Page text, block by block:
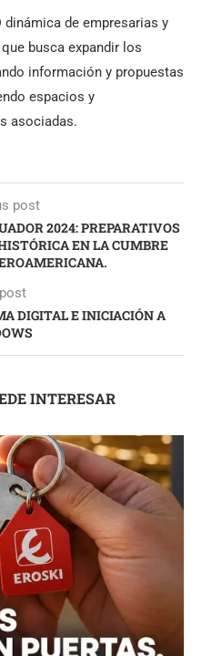
dinámica de empresarias y
busca expandir los
información y propuestas
espacios y
asociadas.
post
2024: PREPARATIVOS
EN LA CUMBRE
DIGITAL E INICIACIÓN A
INTERESAR